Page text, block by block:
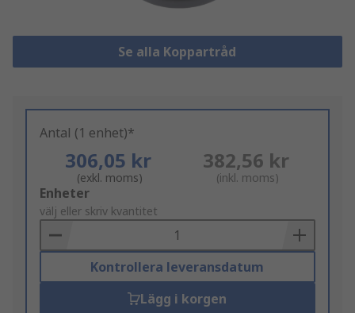
Se alla Koppartråd
Antal (1 enhet)*
306,05 kr
(exkl. moms)
382,56 kr
(inkl. moms)
Add
to
Basket
Enheter
välj eller skriv kvantitet
Kontrollera leveransdatum
Lägg i korgen